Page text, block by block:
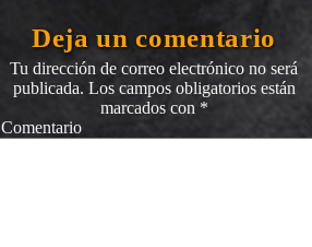
Deja un comentario
Tu dirección de correo electrónico no será
publicada. Los campos obligatorios están
marcados con *
Comentario